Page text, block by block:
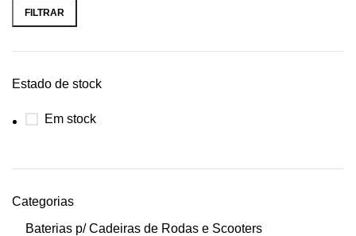
mínimo
máximo
FILTRAR
Estado de stock
Em stock
Categorias
Baterias p/ Cadeiras de Rodas e Scooters